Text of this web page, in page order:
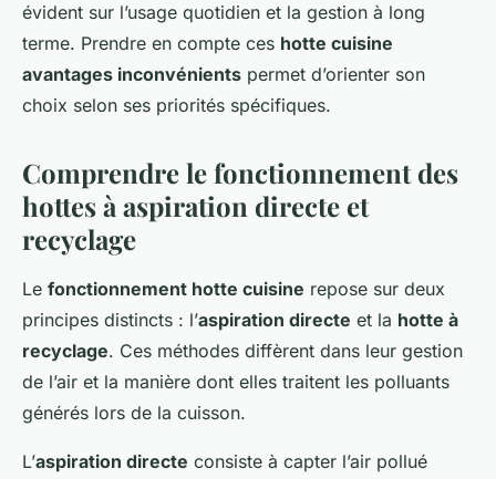
évident sur l’usage quotidien et la gestion à long
terme. Prendre en compte ces hotte cuisine
avantages inconvénients permet d’orienter son
choix selon ses priorités spécifiques.
Comprendre le fonctionnement des
hottes à aspiration directe et
recyclage
Le fonctionnement hotte cuisine repose sur deux
principes distincts : l’aspiration directe et la hotte à
recyclage. Ces méthodes diffèrent dans leur gestion
de l’air et la manière dont elles traitent les polluants
générés lors de la cuisson.
L’aspiration directe consiste à capter l’air pollué